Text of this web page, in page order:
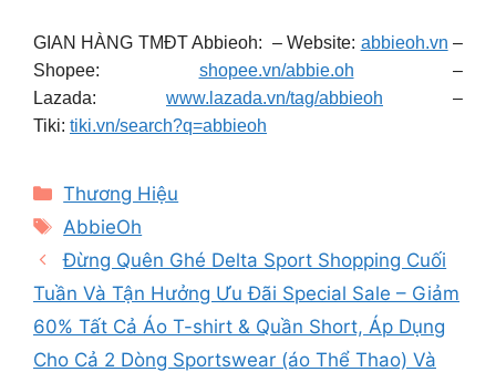
GIAN HÀNG TMĐT Abbieoh: – Website: abbieoh.vn –
Shopee: shopee.vn/abbie.oh –
Lazada: www.lazada.vn/tag/abbieoh –
Tiki: tiki.vn/search?q=abbieoh
Categories
Thương Hiệu
Tags
AbbieOh
Đừng Quên Ghé Delta Sport Shopping Cuối
Tuần Và Tận Hưởng Ưu Đãi Special Sale – Giảm
60% Tất Cả Áo T-shirt & Quần Short, Áp Dụng
Cho Cả 2 Dòng Sportswear (áo Thể Thao) Và